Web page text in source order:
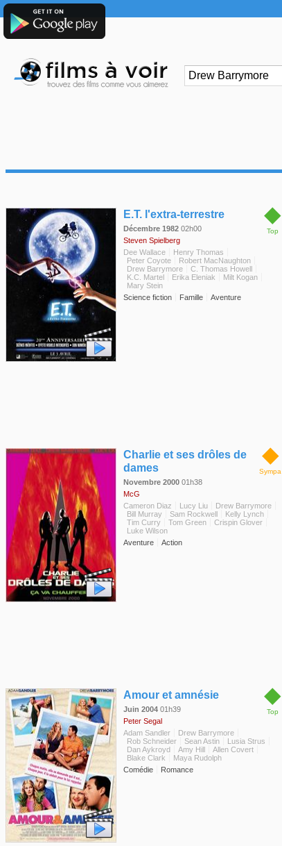
◆
Top
E.T. l'extra-terrestre
Décembre 1982 02h00
Steven Spielberg
Dee Wallace
Henry Thomas
Peter Coyote
Robert MacNaughton
Drew Barrymore
C. Thomas Howell
K.C. Martel
Erika Eleniak
Milt Kogan
Mary Stein
Science fiction
Famille Aventure
◆
Sympa
Charlie et ses drôles de
dames
Novembre 2000 01h38
McG
Cameron Diaz
Lucy Liu
Drew Barrymore
Bill Murray
Sam Rockwell
Kelly Lynch
Tim Curry
Tom Green
Crispin Glover
Luke Wilson
Aventure
Action
◆
Top
Amour et amnésie
Juin 2004 01h39
Peter Segal
Adam Sandler
Drew Barrymore
Rob Schneider
Sean Astin
Lusia Strus
Dan Aykroyd
Amy Hill
Allen Covert
Blake Clark
Maya Rudolph
Comédie
Romance